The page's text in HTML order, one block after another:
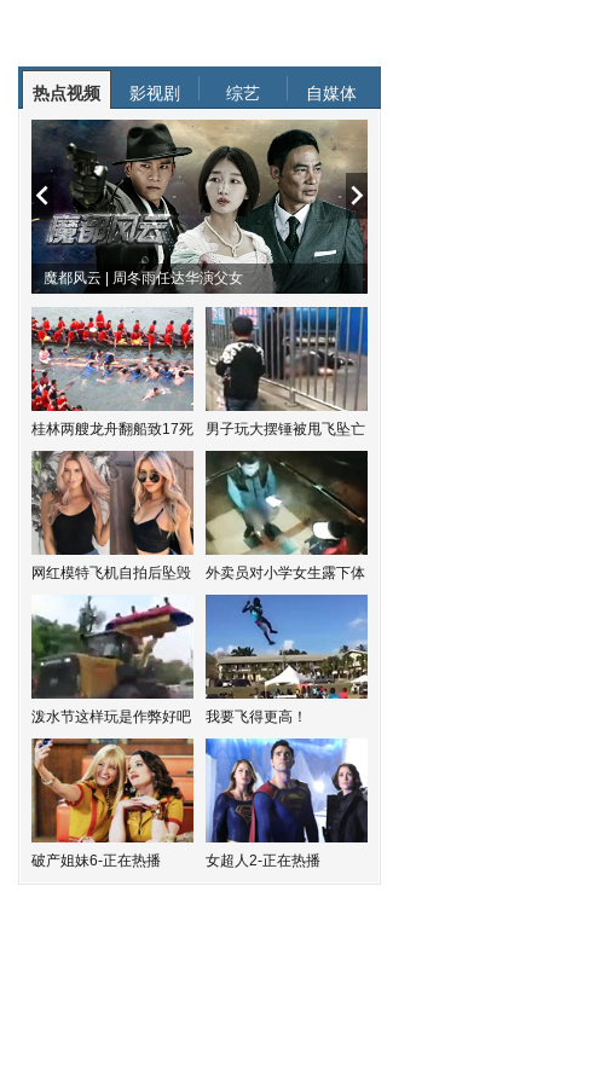
热点视频 影视剧 综艺 自媒体
魔都风云 | 周冬雨任达华演父女
桂林两艘龙舟翻船致17死 男子玩大摆锤被甩飞坠亡
网红模特飞机自拍后坠毁 外卖员对小学女生露下体
泼水节这样玩是作弊好吧 我要飞得更高！
破产姐妹6-正在热播 女超人2-正在热播